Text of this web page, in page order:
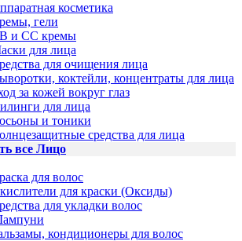
косметика
гели
и CC кремы
для лица
для очищения лица
коктейли, концентраты для лица
за кожей вокруг глаз
для лица
и тоники
средства для лица
все Лицо
для волос
для краски (Оксиды)
для укладки волос
кондиционеры для волос